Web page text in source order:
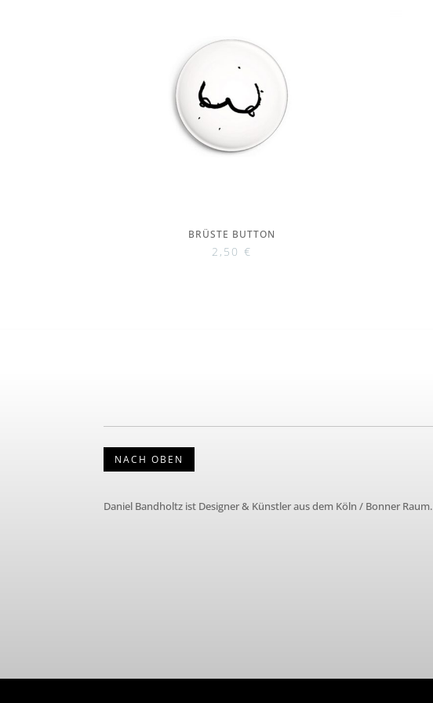
BRÜSTE BUTTON
2,50€
NACH OBEN
Daniel Bandholtz ist Designer & Künstler aus dem Köln / Bonner Raum.